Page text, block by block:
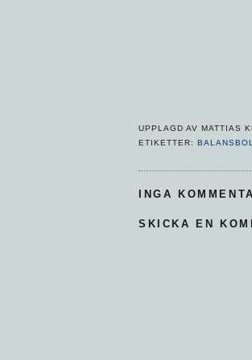
UPPLAGD AVMATTIAS
ETIKETTER:
INGA
SKICKA EN